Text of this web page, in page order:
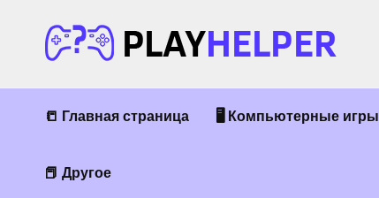
содержанию
📒 Главная страница 🖥 Компьютерные игры
📕 Другое